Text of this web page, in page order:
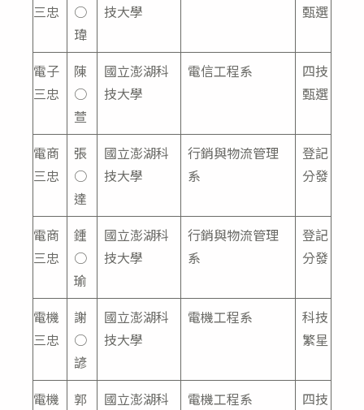
三忠
○
瑋
技大學
甄選
電子
三忠
陳
○
萱
國立澎湖科
技大學
電信工程系
四技
甄選
電商
三忠
張
○
達
國立澎湖科
技大學
行銷與物流管理
系
登記
分發
電商
三忠
鍾
○
瑜
國立澎湖科
技大學
行銷與物流管理
系
登記
分發
電機
三忠
謝
○
諺
國立澎湖科
技大學
電機工程系
科技
繁星
電機
郭
國立澎湖科
電機工程系
四技